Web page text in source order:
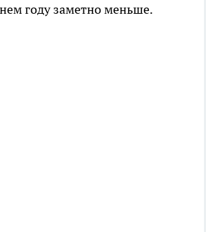
году заметно меньше.